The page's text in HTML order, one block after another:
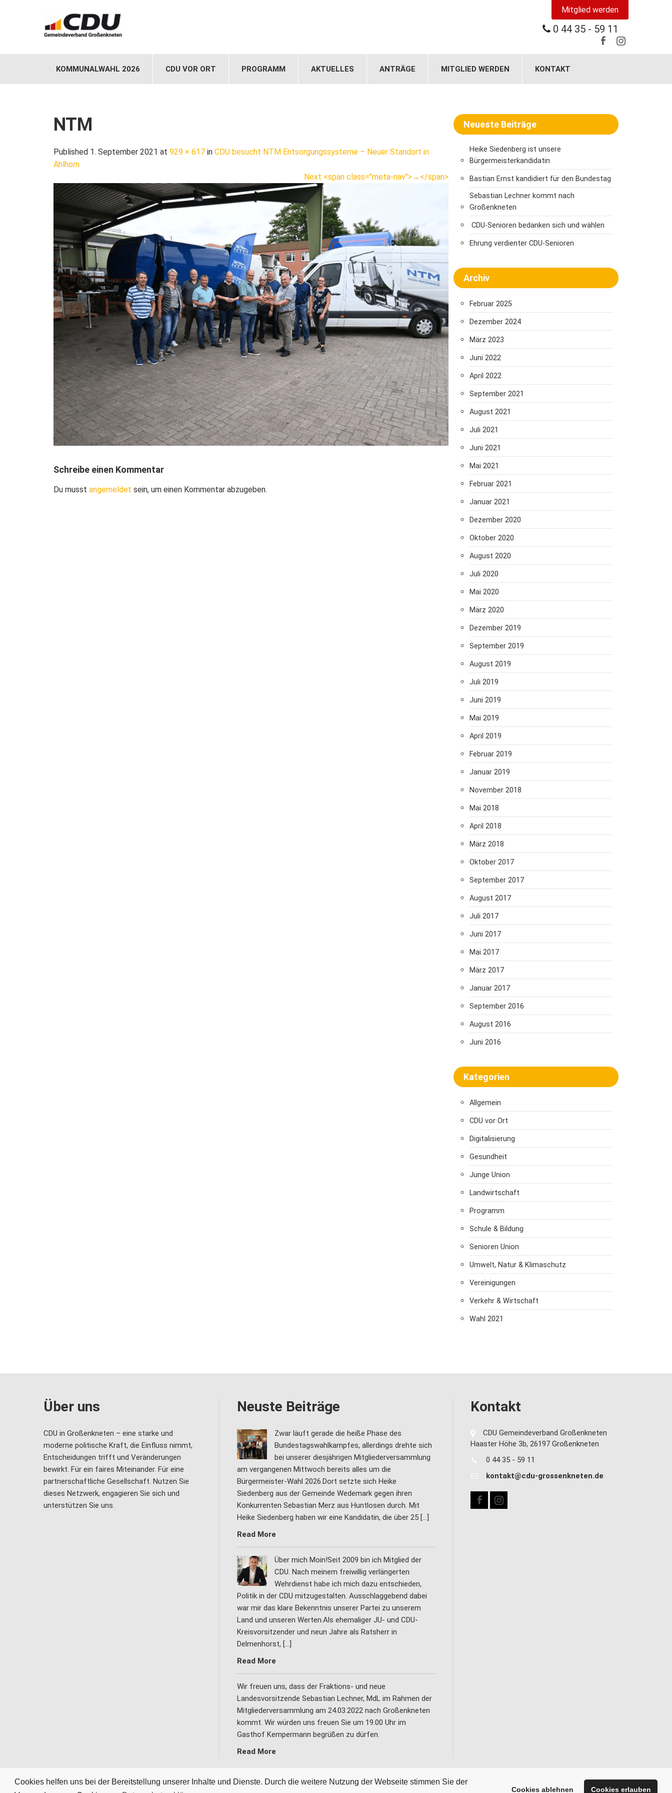
Cookies helfen uns bei der Bereitstellung unserer Inhalte und Dienste. Durch die weitere Nutzung der Webseite stimmen Sie der
Cookies ablehnen Cookies erlauben
Mitglied werden
0 44 35 - 59 11
KOMMUNALWAHL 2026 CDU VOR ORT PROGRAMM AKTUELLES ANTRÄGE MITGLIED WERDEN KONTAKT
NTM
Published 1. September 2021 at 929 × 617 in CDU besucht NTM Entsorgungssysteme – Neuer Standort in
Ahlhorn
Next <span class="meta-nav">→</span>
Schreibe einen Kommentar
Du musst angemeldet sein, um einen Kommentar abzugeben.
Neueste Beiträge
Heike Siedenberg ist unsere
Bürgermeisterkandidatin
Bastian Ernst kandidiert für den Bundestag
Sebastian Lechner kommt nach
Großenkneten
CDU-Senioren bedanken sich und wählen
Ehrung verdienter CDU-Senioren
Archiv
Februar 2025
Dezember 2024
März 2023
Juni 2022
April 2022
September 2021
August 2021
Juli 2021
Juni 2021
Mai 2021
Februar 2021
Januar 2021
Dezember 2020
Oktober 2020
August 2020
Juli 2020
Mai 2020
März 2020
Dezember 2019
September 2019
August 2019
Juli 2019
Juni 2019
Mai 2019
April 2019
Februar 2019
Januar 2019
November 2018
Mai 2018
April 2018
März 2018
Oktober 2017
September 2017
August 2017
Juli 2017
Juni 2017
Mai 2017
März 2017
Januar 2017
September 2016
August 2016
Juni 2016
Kategorien
Allgemein
CDU vor Ort
Digitalisierung
Gesundheit
Junge Union
Landwirtschaft
Programm
Schule & Bildung
Senioren Union
Umwelt, Natur & Klimaschutz
Vereinigungen
Verkehr & Wirtschaft
Wahl 2021
Über uns
CDU in Großenkneten – eine starke und
moderne politische Kraft, die Einfluss nimmt,
Entscheidungen trifft und Veränderungen
bewirkt. Für ein faires Miteinander. Für eine
partnerschaftliche Gesellschaft. Nutzen Sie
dieses Netzwerk, engagieren Sie sich und
unterstützen Sie uns.
Neuste Beiträge
Zwar läuft gerade die heiße Phase des
Bundestagswahlkampfes, allerdings drehte sich
bei unserer diesjährigen Mitgliederversammlung
am vergangenen Mittwoch bereits alles um die
Bürgermeister-Wahl 2026.Dort setzte sich Heike
Siedenberg aus der Gemeinde Wedemark gegen ihren
Konkurrenten Sebastian Merz aus Huntlosen durch. Mit
Heike Siedenberg haben wir eine Kandidatin, die über 25 […]
Read More
Über mich Moin!Seit 2009 bin ich Mitglied der
CDU. Nach meinem freiwillig verlängerten
Wehrdienst habe ich mich dazu entschieden,
Politik in der CDU mitzugestalten. Ausschlaggebend dabei
war mir das klare Bekenntnis unserer Partei zu unserem
Land und unseren Werten.Als ehemaliger JU- und CDU-
Kreisvorsitzender und neun Jahre als Ratsherr in
Delmenhorst, […]
Read More
Wir freuen uns, dass der Fraktions- und neue
Landesvorsitzende Sebastian Lechner, MdL im Rahmen der
Mitgliederversammlung am 24.03.2022 nach Großenkneten
kommt. Wir würden uns freuen Sie um 19.00 Uhr im
Gasthof Kempermann begrüßen zu dürfen.
Read More
Kontakt
CDU Gemeindeverband Großenkneten
Haaster Höhe 3b, 26197 Großenkneten
0 44 35 - 59 11
kontakt@cdu-grossenkneten.de